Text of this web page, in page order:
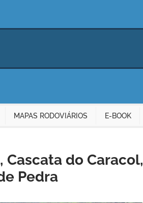
MAPAS RODOVIÁRIOS E-BOOK
Cascata do Caracol,
Pedra